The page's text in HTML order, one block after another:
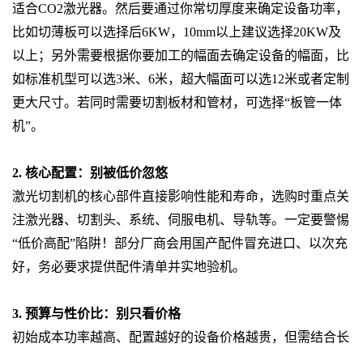
适合CO2激光器。然后要通过你常切厚度来确定设备功率，
比如切薄板可以选择后6KW，10mm以上建议选择20KW及
以上；另外需要根据你要加工的幅面去确定设备的幅面，比
如标准机型可以选3米、6米，超大幅面可以选12米或者定制
更大尺寸。若同时需要切割板材和管材，可选择“板管一体
机”。
2. 核心配置：别被低价忽悠
激光切割机的核心部件直接影响性能和寿命，选购时重点关
注激光器、切割头、系统、伺服电机、导轨等。一定要警惕
“低价高配”陷阱！部分厂商会用国产配件冒充进口、以次充
好，务必要求提供配件清单并实地验机。
3. 预算与性价比：别只看价格
初始成本功率越高、配置越好的设备价格越贵，但需结合长